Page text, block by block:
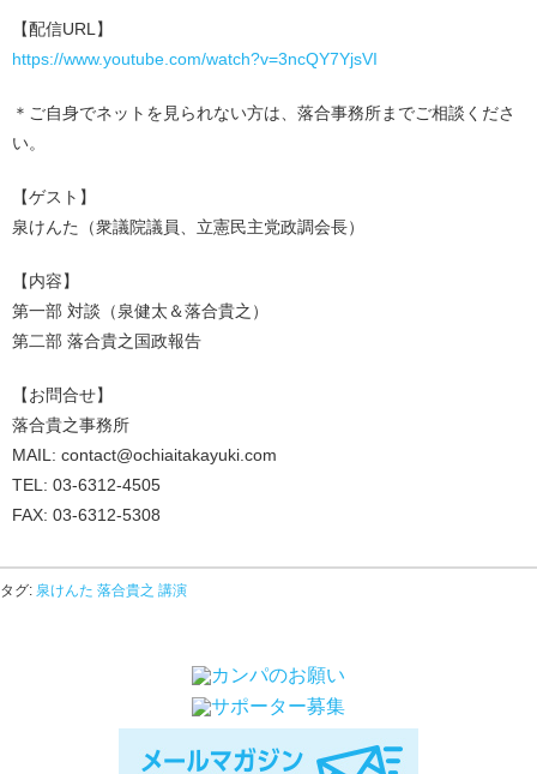
【配信URL】
https://www.youtube.com/watch?v=3ncQY7YjsVI
＊ご自身でネットを見られない方は、落合事務所までご相談くださ
い。
【ゲスト】
泉けんた（衆議院議員、立憲民主党政調会長）
【内容】
第一部 対談（泉健太＆落合貴之）
第二部 落合貴之国政報告
【お問合せ】
落合貴之事務所
MAIL: contact@ochiaitakayuki.com
TEL: 03-6312-4505
FAX: 03-6312-5308
タグ: 泉けんた 落合貴之 講演